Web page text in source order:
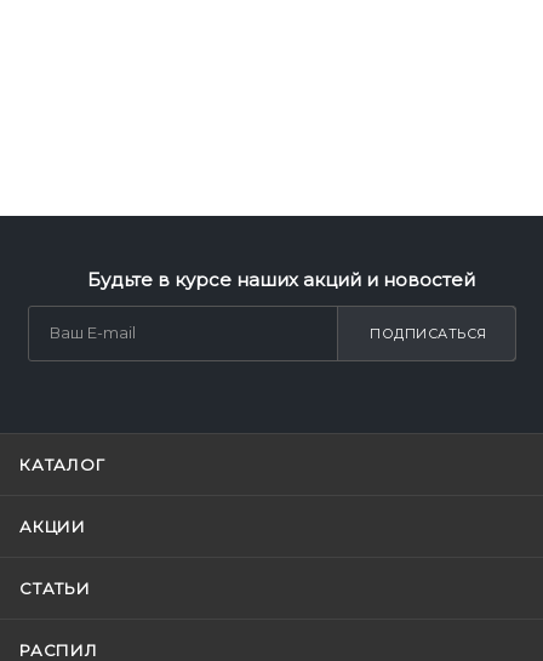
Будьте в курсе наших акций и новостей
ПОДПИСАТЬСЯ
КАТАЛОГ
АКЦИИ
СТАТЬИ
РАСПИЛ